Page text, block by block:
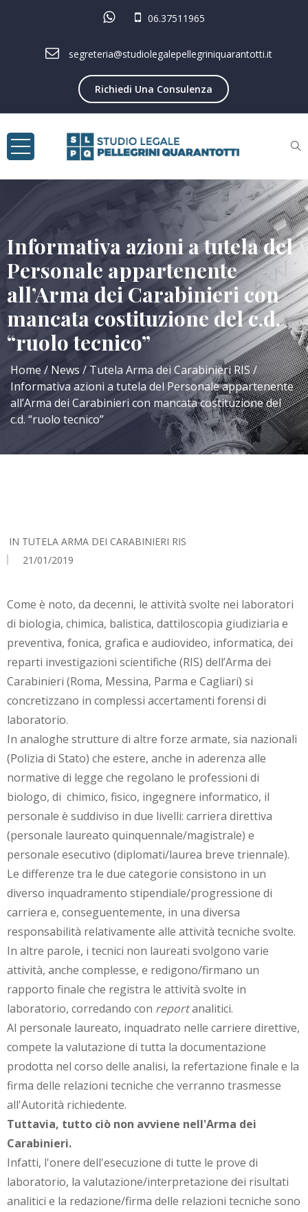
06.37511965
segreteria@studiolegalepellegriniquarantotti.it
Richiedi Una Consulenza
Informativa azioni a tutela del
Personale appartenente
all’Arma dei Carabinieri con
mancata costituzione del c.d.
“ruolo tecnico”
Home News
Tutela Arma dei Carabinieri RIS
Informativa azioni a tutela del Personale appartenente
all’Arma dei Carabinieri con mancata costituzione del
c.d. “ruolo tecnico”
IN TUTELA ARMA DEI CARABINIERI RIS
21/01/2019
Come è noto, da decenni, le attività svolte nei laboratori
di biologia, chimica, balistica, dattiloscopia giudiziaria e
preventiva, fonica, grafica e audiovideo, informatica, dei
reparti investigazioni scientifiche (RIS) dell’Arma dei
Carabinieri (Roma, Messina, Parma e Cagliari) si
concretizzano in complessi accertamenti forensi di
laboratorio.
In analoghe strutture di altre forze armate, sia nazionali
(Polizia di Stato) che estere, anche in aderenza alle
normative di legge che regolano le professioni di
biologo, di chimico, fisico, ingegnere informatico, il
personale è suddiviso in due livelli: carriera direttiva
(personale laureato quinquennale/magistrale) e
personale esecutivo (diplomati/laurea breve triennale).
Le differenze tra le due categorie consistono in un
diverso inquadramento stipendiale/progressione di
carriera e, conseguentemente, in una diversa
responsabilità relativamente alle attività tecniche svolte.
In altre parole, i tecnici non laureati svolgono varie
attività, anche complesse, e redigono/firmano un
rapporto finale che registra le attività svolte in
laboratorio, corredando con reportanalitici.
Al personale laureato, inquadrato nelle carriere direttive,
compete la valutazione di tutta la documentazione
prodotta nel corso delle analisi, la refertazione finale e la
firma delle relazioni tecniche che verranno trasmesse
all'Autorità richiedente.
Tuttavia, tutto ciò non avviene nell'Arma dei
Carabinieri.
Infatti, l'onere dell'esecuzione di tutte le prove di
laboratorio, la valutazione/interpretazione dei risultati
analitici e la redazione/firma delle relazioni tecniche sono